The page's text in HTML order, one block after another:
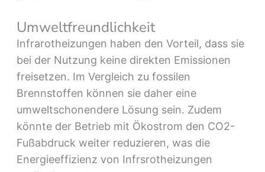
Umweltfreundlichkeit
Infrarotheizungen haben den Vorteil, dass sie
bei der Nutzung keine direkten Emissionen
freisetzen. Im Vergleich zu fossilen
Brennstoffen können sie daher eine
umweltschonendere Lösung sein. Zudem
könnte der Betrieb mit Ökostrom den CO2-
Fußabdruck weiter reduzieren, was die
Energieeffizienz von Infrsrotheizungen